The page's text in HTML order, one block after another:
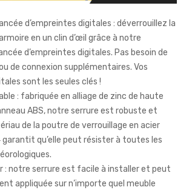
d’empreintes digitales : déverrouillez la
en un clin d’œil grâce à notre
d’empreintes digitales. Pas besoin de
de connexion supplémentaires. Vos
sont les seules clés !
: fabriquée en alliage de zinc de haute
ABS, notre serrure est robuste et
de la poutre de verrouillage en acier
qu’elle peut résister à toutes les
: notre serrure est facile à installer et peut
appliquée sur n’importe quel meuble